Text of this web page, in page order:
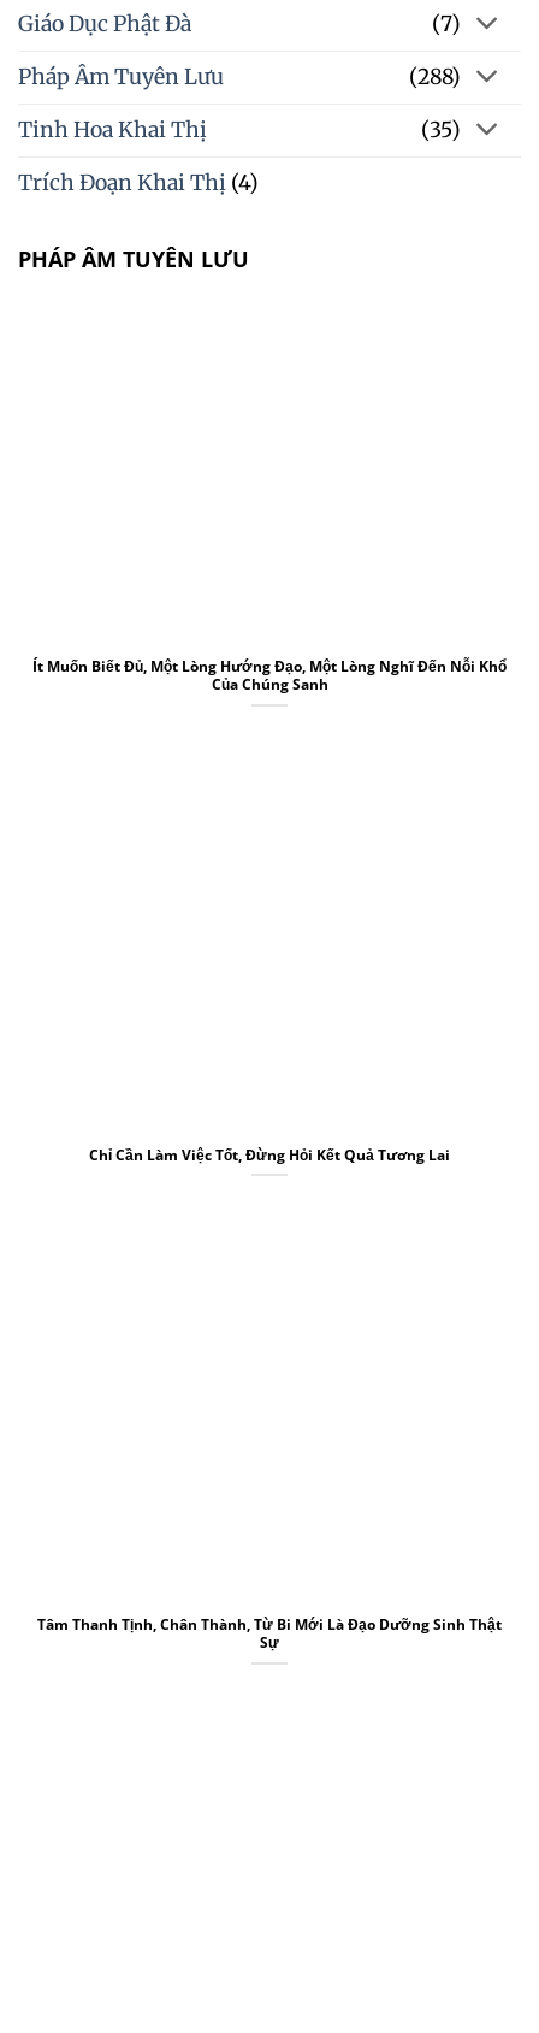
Giáo Dục Phật Đà
(7)
Pháp Âm Tuyên Lưu
(288)
Tinh Hoa Khai Thị
(35)
Trích Đoạn Khai Thị (4)
PHÁP ÂM TUYÊN LƯU
Ít Muốn Biết Đủ, Một Lòng Hướng Đạo, Một Lòng Nghĩ Đến Nỗi Khổ
Của Chúng Sanh
Chỉ Cần Làm Việc Tốt, Đừng Hỏi Kết Quả Tương Lai
Tâm Thanh Tịnh, Chân Thành, Từ Bi Mới Là Đạo Dưỡng Sinh Thật
Sự